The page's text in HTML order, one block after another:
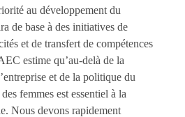
au développement du
de base à des initiatives de
et de transfert de compétences
estime qu’au-delà de la
et de la politique du
femmes est essentiel à la
Nous devons rapidement